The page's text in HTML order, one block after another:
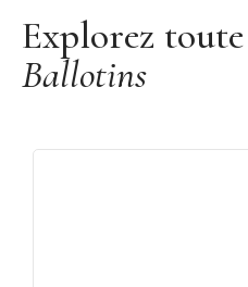
Caractéristiques du kit :
Kit ballotins
Composition du kit :
2 ballotins blancs
2 intercalaires blancs
Explorez
Ballotins